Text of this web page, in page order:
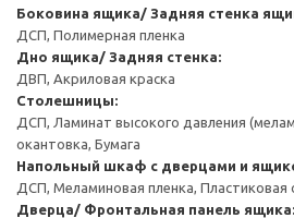
Боковина ящика/ Задняя стенка
ДСП, Полимерная пленка
Дно ящика/ Задняя стенка:
ДВП, Акриловая краска
Столешницы:
ДСП, Ламинат высокого давления
окантовка, Бумага
Напольный шкаф с дверцами и
ДСП, Меламиновая пленка, Пластиковая
Дверца/ Фронтальная панель ящика: